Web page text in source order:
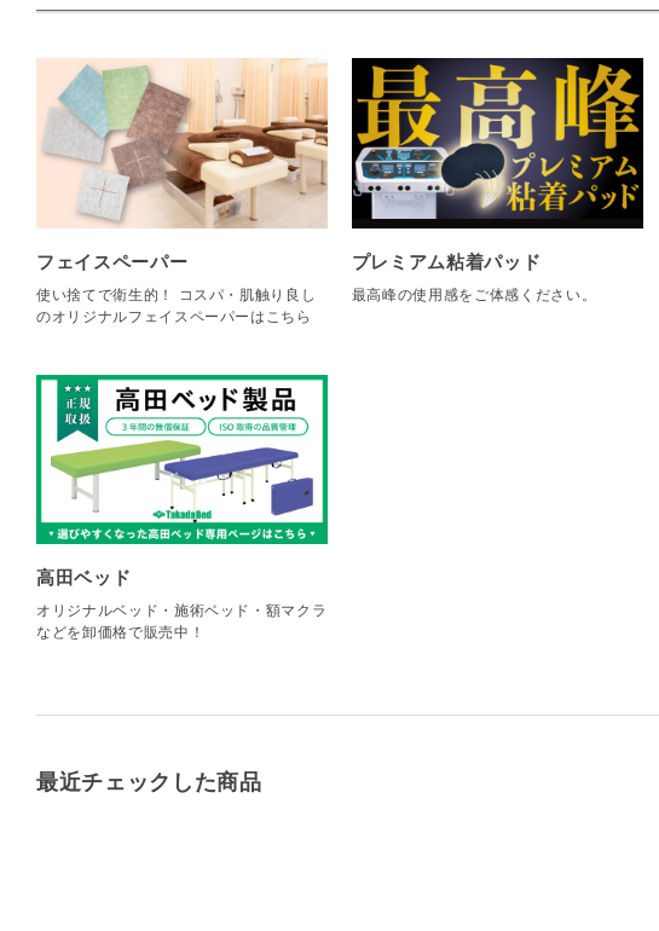
フェイスペーパー
使い捨てで衛生的！ コスパ・肌触り良し
のオリジナルフェイスペーパーはこちら
プレミアム粘着パッド
最高峰の使用感をご体感ください。
高田ベッド
オリジナルベッド・施術ベッド・額マクラ
などを卸価格で販売中！
最近チェックした商品